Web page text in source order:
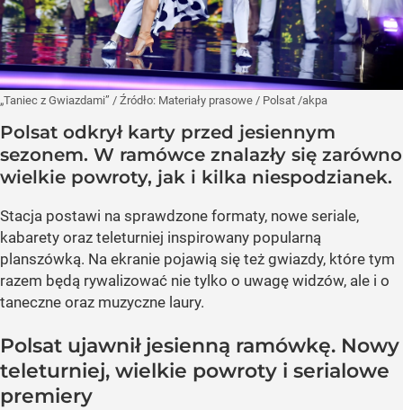
„Taniec z Gwiazdami” / Źródło: Materiały prasowe / Polsat /akpa
Polsat odkrył karty przed jesiennym
sezonem. W ramówce znalazły się zarówno
wielkie powroty, jak i kilka niespodzianek.
Stacja postawi na sprawdzone formaty, nowe seriale,
kabarety oraz teleturniej inspirowany popularną
planszówką. Na ekranie pojawią się też gwiazdy, które tym
razem będą rywalizować nie tylko o uwagę widzów, ale i o
taneczne oraz muzyczne laury.
Polsat ujawnił jesienną ramówkę. Nowy
teleturniej, wielkie powroty i serialowe
premiery